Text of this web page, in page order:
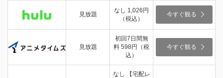
見放題
なし 1,026円
（税込）
今すぐ観る
見放題
初回7日間無
料 598円（税
込）
今すぐ観る
なし 【宅配レ